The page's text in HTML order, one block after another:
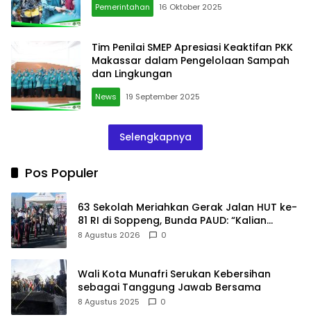
Pemerintahan 16 Oktober 2025
Tim Penilai SMEP Apresiasi Keaktifan PKK
Makassar dalam Pengelolaan Sampah
dan Lingkungan
News 19 September 2025
Selengkapnya
Pos Populer
63 Sekolah Meriahkan Gerak Jalan HUT ke-
81 RI di Soppeng, Bunda PAUD: “Kalian
Semua Adalah Juara”
8 Agustus 2026 0
Wali Kota Munafri Serukan Kebersihan
sebagai Tanggung Jawab Bersama
8 Agustus 2025 0